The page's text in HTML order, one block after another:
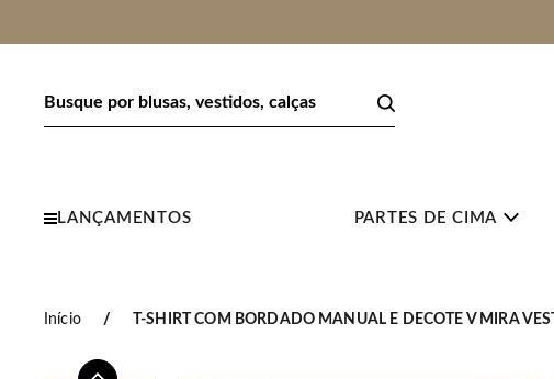
LANÇAMENTOS PARTES DE CIMA
Início T-SHIRT COM BORDADO MANUAL E DECOTE V MIRA VEST